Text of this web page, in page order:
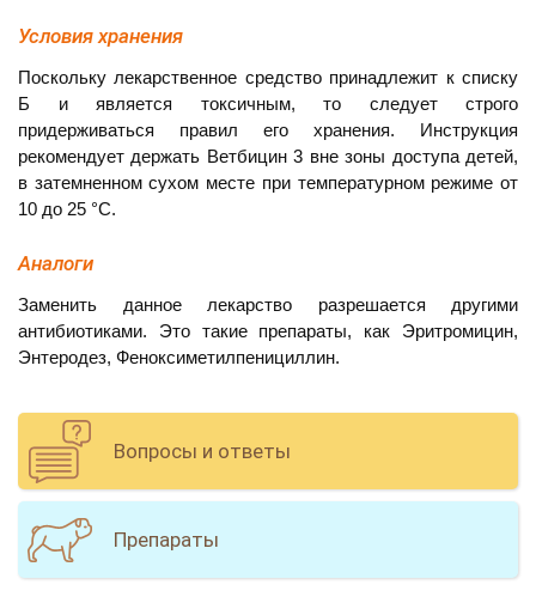
Условия хранения
Поскольку лекарственное средство принадлежит к списку
Б и является токсичным, то следует строго
придерживаться правил его хранения. Инструкция
рекомендует держать Ветбицин 3 вне зоны доступа детей,
в затемненном сухом месте при температурном режиме от
10 до 25 °С.
Аналоги
Заменить данное лекарство разрешается другими
антибиотиками. Это такие препараты, как Эритромицин,
Энтеродез, Феноксиметилпенициллин.
Вопросы и ответы
Препараты